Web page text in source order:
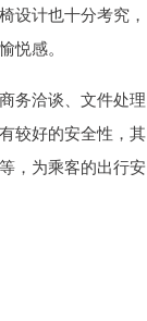
设计也十分考究，
感。
务洽谈、文件处理
较好的安全性，其
，为乘客的出行安